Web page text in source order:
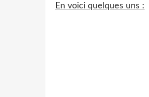
En voici quelques uns :